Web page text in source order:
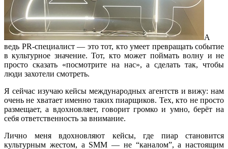
А
ведь PR-специалист — это тот, кто умеет превращать событие
в культурное значение. Тот, кто может поймать волну и не
просто сказать «посмотрите на нас», а сделать так, чтобы
люди захотели смотреть.
Я сейчас изучаю кейсы международных агентств и вижу: нам
очень не хватает именно таких пиарщиков. Тех, кто не просто
размещает, а вдохновляет, говорит громко и умно, берёт на
себя ответственность за внимание.
Лично меня вдохновляют кейсы, где пиар становится
культурным жестом, а SMM — не “каналом”, а настоящим